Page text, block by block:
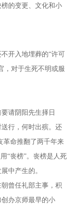
的变更、文化和小
开入地埋葬的“许可
，对于生死不明或服
请阴阳先生择日
行，何时出殡。还
革命推翻了两千年来
“丧榜”。丧榜是人死
中产生的。
曾任礼部主事，积
办京师最早的小